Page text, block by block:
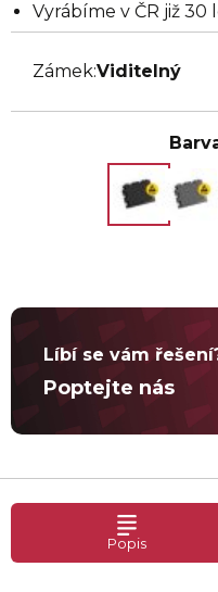
Vyrábíme v ČR již 30
Zámek:Viditelný
Líbí se vám
Poptejte nás
Popis